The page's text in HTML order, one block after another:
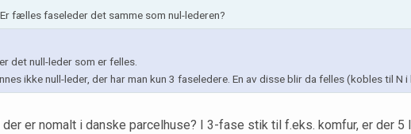
fælles faseleder det samme som nul-lederen?
det null-leder som er felles.
ikke null-leder, der har man kun 3 faseledere. En av disse blir da felles (kobles til N i
der er nomalt i danske parcelhuse? I 3-fase stik til f.eks. komfur, er der 5